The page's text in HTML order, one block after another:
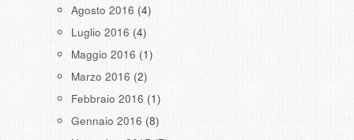
Agosto 2016 (4)
Luglio 2016 (4)
Maggio 2016 (1)
Marzo 2016 (2)
Febbraio 2016 (1)
Gennaio 2016 (8)